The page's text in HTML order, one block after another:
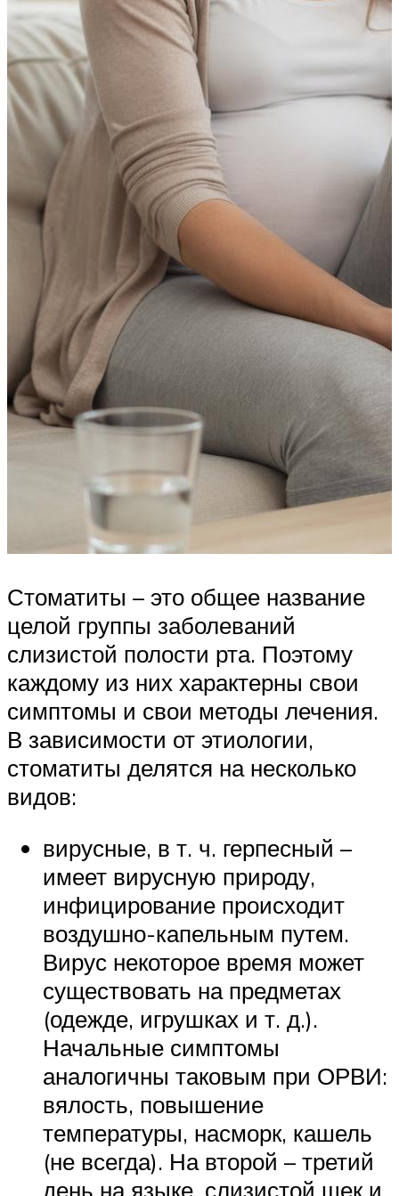
Стоматиты – это общее название
целой группы заболеваний
слизистой полости рта. Поэтому
каждому из них характерны свои
симптомы и свои методы лечения.
В зависимости от этиологии,
стоматиты делятся на несколько
видов:
вирусные, в т. ч. герпесный –
имеет вирусную природу,
инфицирование происходит
воздушно-капельным путем.
Вирус некоторое время может
существовать на предметах
(одежде, игрушках и т. д.).
Начальные симптомы
аналогичны таковым при ОРВИ:
вялость, повышение
температуры, насморк, кашель
(не всегда). На второй – третий
день на языке, слизистой щек и